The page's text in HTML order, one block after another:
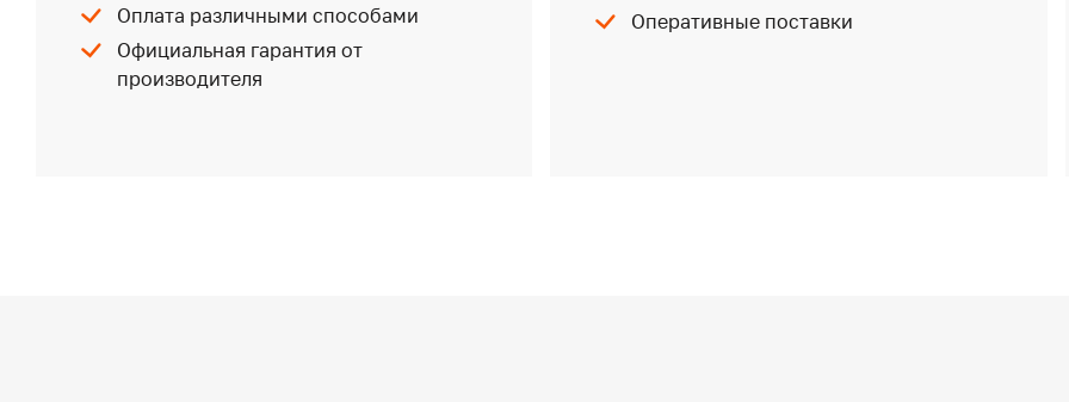
Оплата различными способами
Официальная гарантия от
производителя
Оперативные поставки